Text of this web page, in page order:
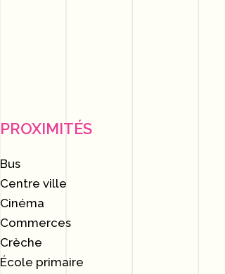
PROXIMITÉS
Bus
Centre ville
Cinéma
Commerces
Crèche
École primaire